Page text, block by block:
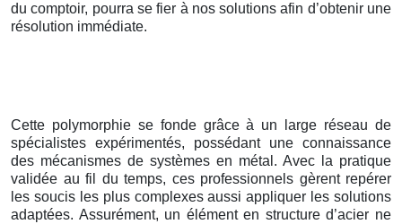
du comptoir, pourra se fier à nos solutions afin d’obtenir une
résolution immédiate.
Cette polymorphie se fonde grâce à un large réseau de
spécialistes expérimentés, possédant une connaissance
des mécanismes de systèmes en métal. Avec la pratique
validée au fil du temps, ces professionnels gèrent repérer
les soucis les plus complexes aussi appliquer les solutions
adaptées. Assurément, un élément en structure d’acier ne